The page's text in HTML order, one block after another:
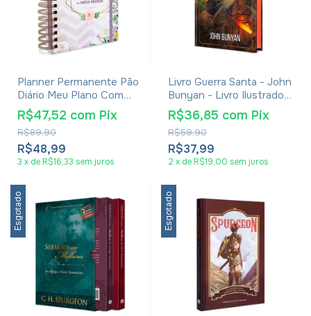
Planner Permanente Pão
Diário Meu Plano Com
Deus Tua Palavra É
Lâmpada
R$48,99
R$89,90
R$47,52 com Pix
3 x de R$16,33 sem juros
Livro Guerra Santa - John
Bunyan - Livro Ilustrado
Capa Dura
R$37,99
R$59,90
R$36,85 com Pix
2 x de R$19,00 sem juros
Esgotado Esgotado